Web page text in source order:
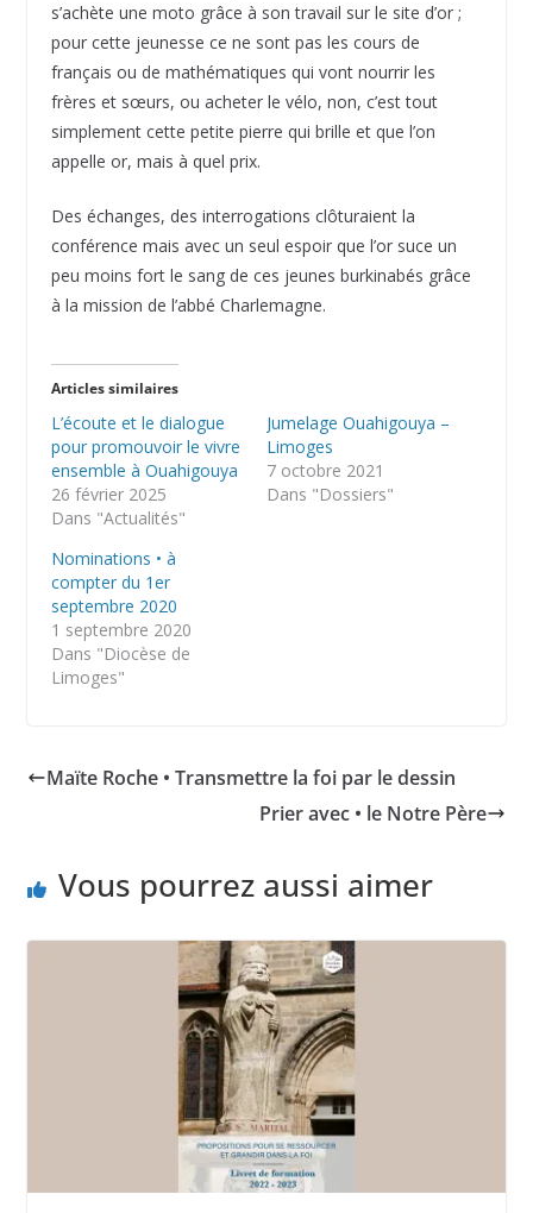
s’achète une moto grâce à son travail sur le site d’or ;
pour cette jeunesse ce ne sont pas les cours de
français ou de mathématiques qui vont nourrir les
frères et sœurs, ou acheter le vélo, non, c’est tout
simplement cette petite pierre qui brille et que l’on
appelle or, mais à quel prix.
Des échanges, des interrogations clôturaient la
conférence mais avec un seul espoir que l’or suce un
peu moins fort le sang de ces jeunes burkinabés grâce
à la mission de l’abbé Charlemagne.
Articles similaires
L’écoute et le dialogue
pour promouvoir le vivre
ensemble à Ouahigouya
26 février 2025
Dans "Actualités"
Jumelage Ouahigouya –
Limoges
7 octobre 2021
Dans "Dossiers"
Nominations • à
compter du 1er
septembre 2020
1 septembre 2020
Dans "Diocèse de
Limoges"
Maïte Roche • Transmettre la foi par le dessin
Prier avec • le Notre Père
Vous pourrez aussi aimer